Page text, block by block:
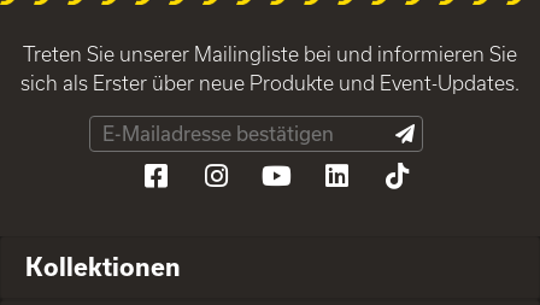
Treten Sie unserer Mailingliste bei und informieren Sie
sich als Erster über neue Produkte und Event-Updates.
Kollektionen